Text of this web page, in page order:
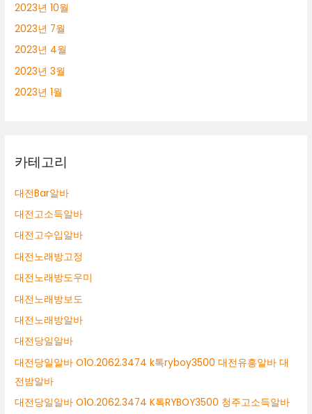
2023년 10월
2023년 7월
2023년 4월
2023년 3월
2023년 1월
카테고리
대전Bar알바
대전고소득알바
대전고수입알바
대전노래방고정
대전노래방도우미
대전노래방보도
대전노래방알바
대전당일알바
대전당일알바 O1O.2062.3474 k톡ryboy3500 대전유흥알바 대
전밤알바
대전당일알바 O1O.2062.3474 K톡RYBOY3500 청주고소득알바